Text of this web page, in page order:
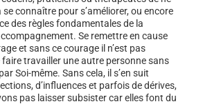
connaître pour s’améliorer, ou encore
des règles fondamentales de la
Se remettre en cause
et sans ce courage il n’est pas
travailler une autre personne sans
Soi-même. Sans cela, il s’en suit
d’influences et parfois de dérives,
pas laisser subsister car elles font du